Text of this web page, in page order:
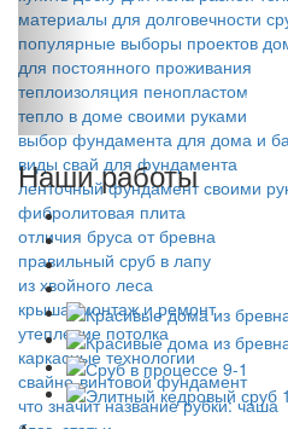
материалы для долговечности
популярные выборы проектов
для постоянного проживания
теплоизоляция пенопластом
тепло в доме своими руками
выбор фундамента для дома и
виды свай для фундамента
ленточный фундамент своими
фибролитовая плита
отличия бруса от бревна
правильный сруб в лапу
из хвойного леса
крыша: монтаж и ремонт
утепление потолка
каркасные технологии
свайно-винтовой фундамент
что значит название рубки: чаша
Наши работы